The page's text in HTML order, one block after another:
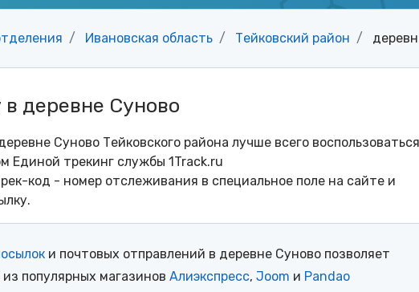
Ивановская область Тейковский район
деревне Суново
Суново Тейковского района лучше всего воспользоваться
Единой трекинг службы 1Track.ru
код - номер отслеживания в специальное поле на сайте и
и почтовых отправлений в деревне Суново позволяет
популярных магазинов Алиэкспресс, Joom и Pandao